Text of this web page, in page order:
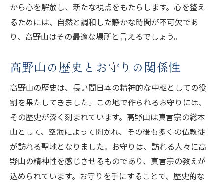
実際に訪れた人が語る高野山の魅力
お守りがもたらした日常の変化
高野山体験を通じて得た新たな視点
お守りを手に入れることで見つけた心の平
安
高野山のお守りが心に平安をもたらす理由
お守りの精神的効果とその裏付け
高野山のお守りがもたらす安心感
お守りを通じた心の浄化プロセス
高野山独自のエネルギーとお守りの関係
から心を解放し、新たな視点をもたらします。心を整え
るためには、自然と調和した静かな時間が不可欠であ
り、高野山はその最適な場所と言えるでしょう。
高野山の歴史とお守りの関係性
高野山の歴史は、長い間日本の精神的な中枢としての役
割を果たしてきました。この地で作られるお守りには、
その歴史が深く刻まれています。高野山は真言宗の総本
山として、空海によって開かれ、その後も多くの仏教徒
が訪れる聖地となりました。お守りは、訪れる人々に高
野山の精神性を感じさせるものであり、真言宗の教えが
込められています。お守りを手にすることで、歴史的な